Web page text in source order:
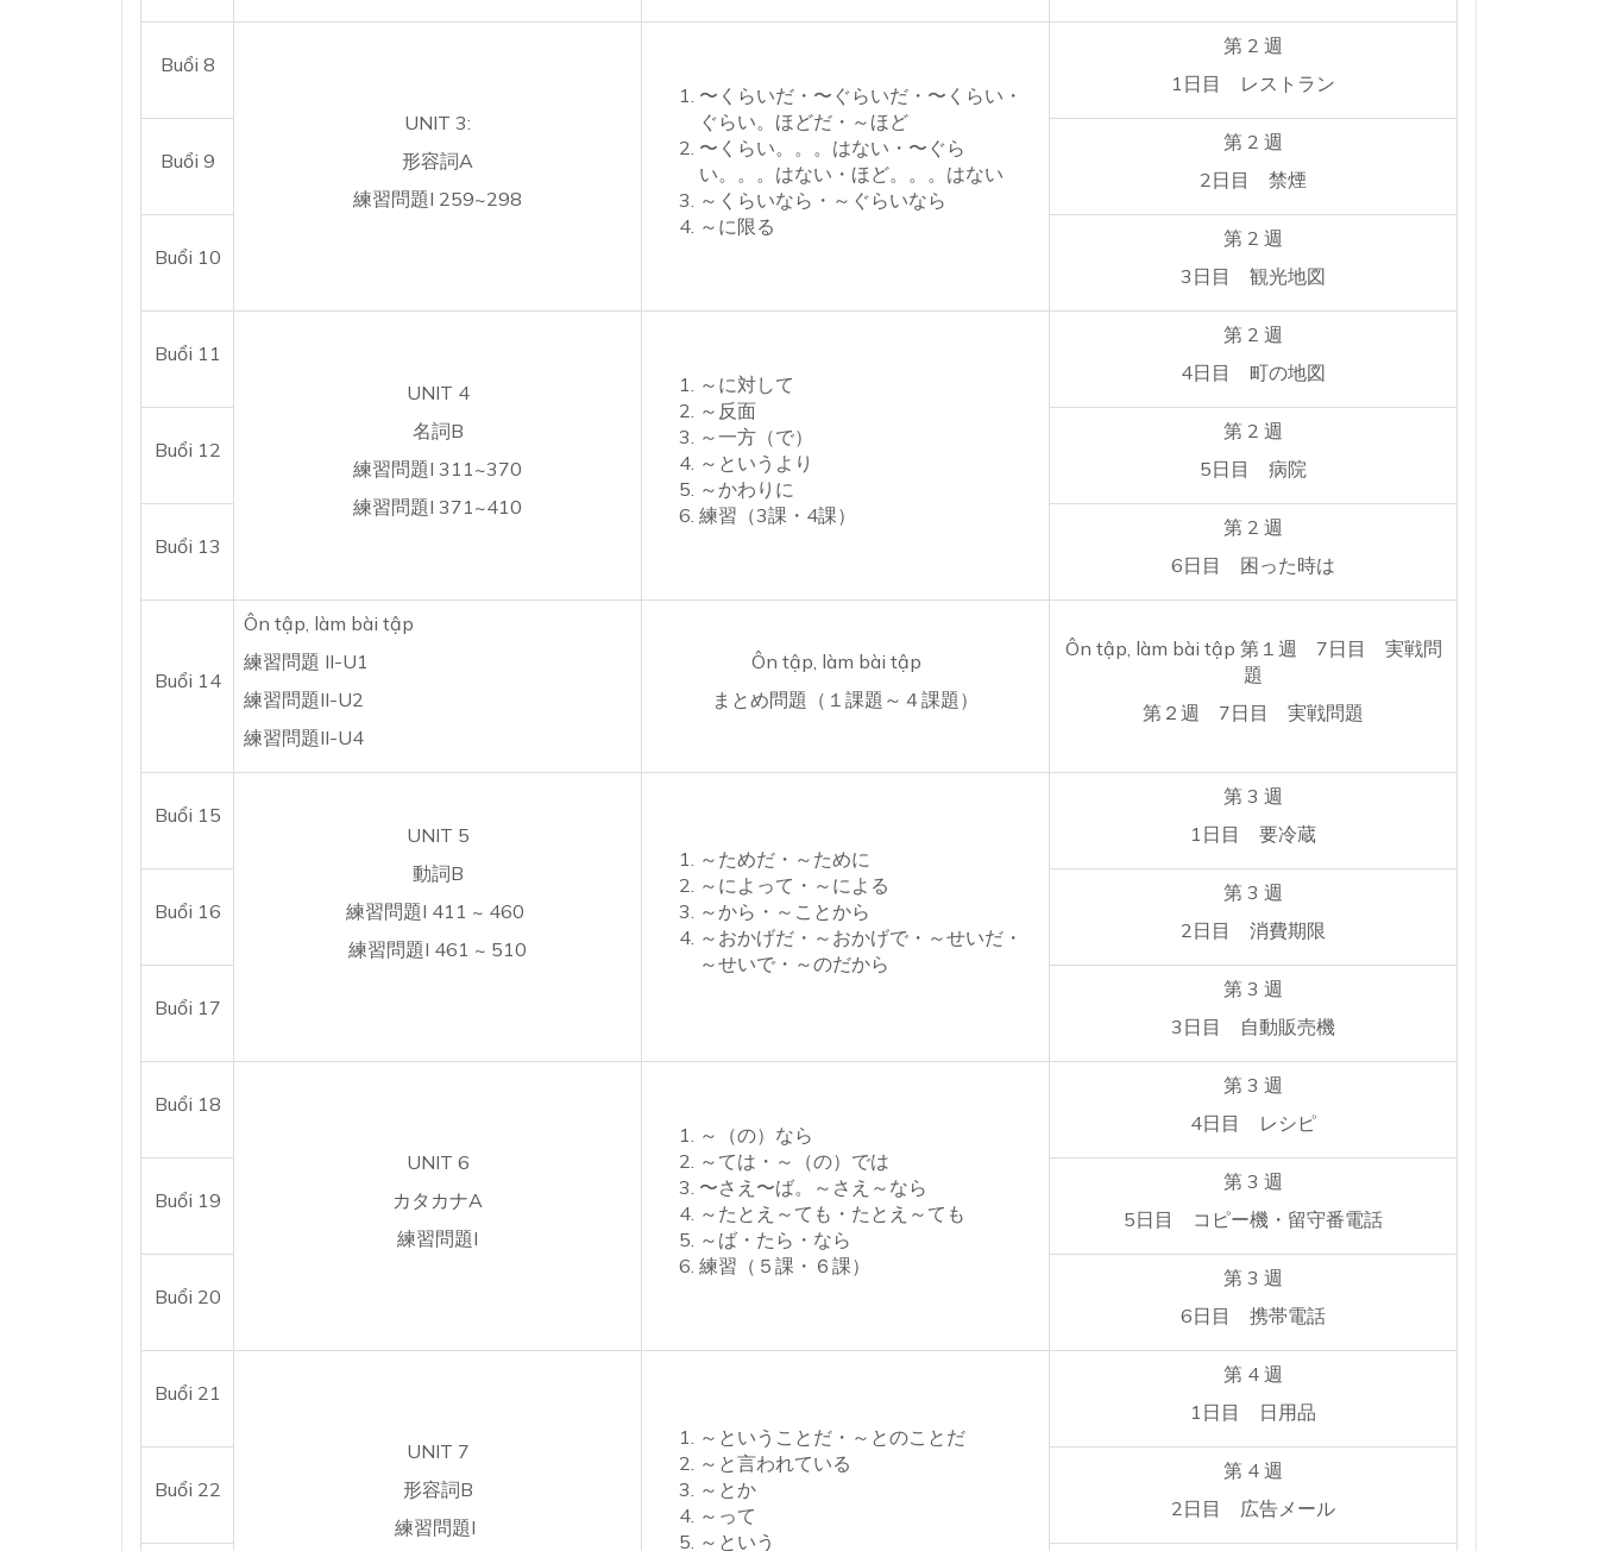
Buổi 8
UNIT 3:
形容詞A
練習問題I 259~298
〜くらいだ・〜ぐらいだ・〜くらい・
ぐらい。ほどだ・～ほど
〜くらい。。。はない・〜ぐら
い。。。はない・ほど。。。はない
～くらいなら・～ぐらいなら
～に限る
第 2 週
1日目 レストラン
Buổi 9
第 2 週
2日目 禁煙
Buổi 10
第 2 週
3日目 観光地図
Buổi 11
UNIT 4
名詞B
練習問題I 311~370
練習問題I 371~410
～に対して
～反面
～一方（で）
～というより
～かわりに
練習（3課・4課）
第 2 週
4日目 町の地図
Buổi 12
第 2 週
5日目 病院
Buổi 13
第 2 週
6日目 困った時は
Buổi 14
Ôn tập, làm bài tập
練習問題 II-U1
練習問題II-U2
練習問題II-U4
Ôn tập, làm bài tập
まとめ問題（１課題～４課題）
Ôn tập, làm bài tập 第１週 7日目 実戦問
題
第２週 7日目 実戦問題
Buổi 15
UNIT 5
動詞B
練習問題I 411 ~ 460
練習問題I 461 ~ 510
～ためだ・～ために
～によって・～による
～から・～ことから
～おかげだ・～おかげで・～せいだ・
～せいで・～のだから
第 3 週
1日目 要冷蔵
Buổi 16
第 3 週
2日目 消費期限
Buổi 17
第 3 週
3日目 自動販売機
Buổi 18
UNIT 6
カタカナA
練習問題I
～（の）なら
～ては・～（の）では
〜さえ〜ば。～さえ～なら
～たとえ～ても・たとえ～ても
～ば・たら・なら
練習（５課・６課）
第 3 週
4日目 レシピ
Buổi 19
第 3 週
5日目 コピー機・留守番電話
Buổi 20
第 3 週
6日目 携帯電話
Buổi 21
UNIT 7
形容詞B
練習問題I
～ということだ・～とのことだ
～と言われている
～とか
～って
～という
第 4 週
1日目 日用品
Buổi 22
第 4 週
2日目 広告メール